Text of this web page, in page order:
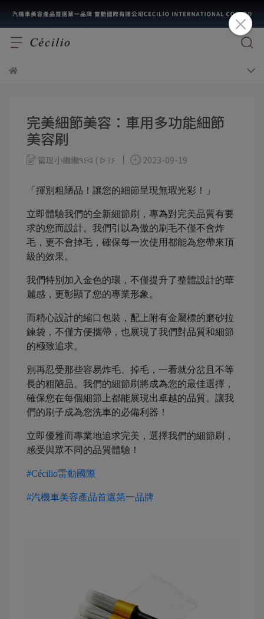
完美細節美容：車用多功能細節
美容刷
管理小編編٩꒰ᐛ ( ᐖ ꒱۶ 2023-09-19
「揮別粗陋品！讓您的細節呈現無瑕光彩！」
立即體驗我們的全新細節刷，專為對完美品質有要
求的您而設計。我們引以為傲的刷毛不僅不會炸
毛，更不會掉毛，確保每一次使用都能為您帶來頂
級的效果。
我們特別加入金色的環，不僅提升了整體設計的華
麗感，更彰顯了您的專業形象。
而精心設計的縮口包裝，配上附有金屬標的磨砂拉
鍊袋，不僅方便攜帶，也展現了我們對品質和細節
的極致追求。
別再忍受那些容易炸毛、掉毛，一看就分岔且不等
長的粗陋品。我們的細節刷將成為您的最佳選擇，
確保您在每個細節上都能展現出卓越的品質。讓我
們的刷子成為您洗車的必備利器！
立即優雅而專業地追求完美，選擇我們的細節刷，
感受與眾不同的品質體驗！
#Cécilio雷動國際
#汽機車美容產品首選第一品牌